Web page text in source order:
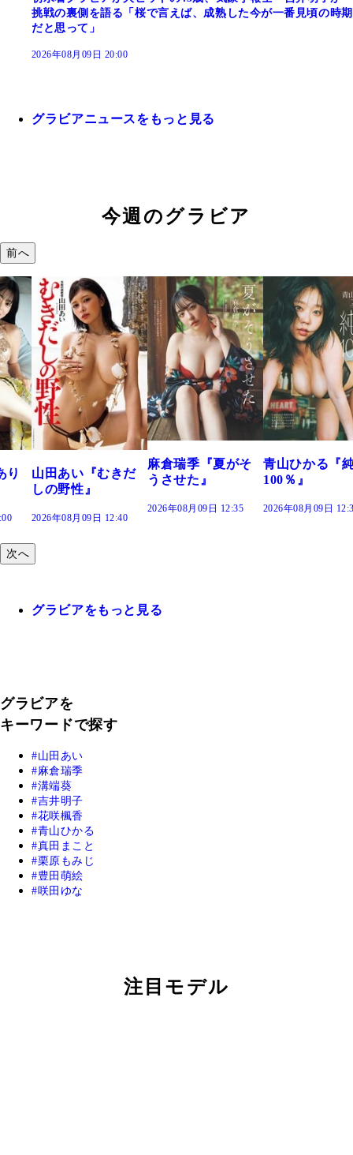
挑戦の裏側を語る「桜で言えば、成熟した今が一番見頃の時期
だと思って」
2026年08月09日 20:00
グラビアニュースをもっと見る
今週のグラビア
前へ
だ
麻倉瑞季『夏がそ
うさせた』
青山ひかる『純度
100％』
2026年08月09日 12:30
溝端 葵『もう
つの、あおい
で。』
2026年08月09日
次へ
グラビアをもっと見る
グラビアを
キーワードで探す
山田あい
麻倉瑞季
溝端葵
吉井明子
花咲楓香
青山ひかる
真田まこと
栗原もみじ
豊田萌絵
咲田ゆな
注目モデル